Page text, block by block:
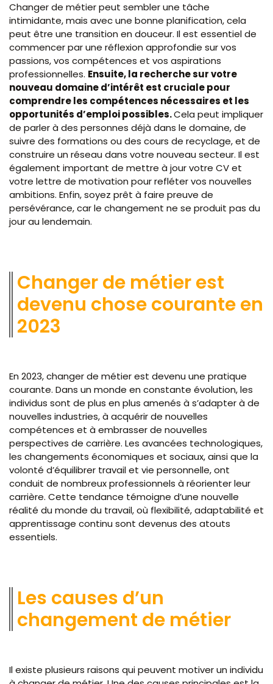
Changer de métier peut sembler une tâche
intimidante, mais avec une bonne planification, cela
peut être une transition en douceur. Il est essentiel de
commencer par une réflexion approfondie sur vos
passions, vos compétences et vos aspirations
professionnelles. Ensuite, la recherche sur votre
nouveau domaine d’intérêt est cruciale pour
comprendre les compétences nécessaires et les
opportunités d’emploi possibles.Cela peut impliquer
de parler à des personnes déjà dans le domaine, de
suivre des formations ou des cours de recyclage, et de
construire un réseau dans votre nouveau secteur. Il est
également important de mettre à jour votre CV et
votre lettre de motivation pour refléter vos nouvelles
ambitions. Enfin, soyez prêt à faire preuve de
persévérance, car le changement ne se produit pas du
jour au lendemain.
Changer de métier est
devenu chose courante en
2023
En 2023, changer de métier est devenu une pratique
courante. Dans un monde en constante évolution, les
individus sont de plus en plus amenés à s’adapter à de
nouvelles industries, à acquérir de nouvelles
compétences et à embrasser de nouvelles
perspectives de carrière. Les avancées technologiques,
les changements économiques et sociaux, ainsi que la
volonté d’équilibrer travail et vie personnelle, ont
conduit de nombreux professionnels à réorienter leur
carrière. Cette tendance témoigne d’une nouvelle
réalité du monde du travail, où flexibilité, adaptabilité et
apprentissage continu sont devenus des atouts
essentiels.
Les causes d’un
changement de métier
Il existe plusieurs raisons qui peuvent motiver un individu